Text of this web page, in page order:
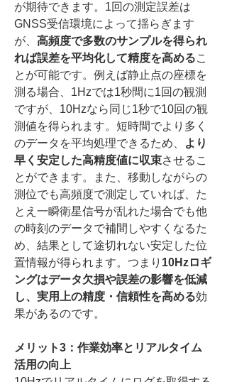
が期待できます。1回の測定誤差は
GNSS受信環境によって揺らぎます
が、 高頻度で多数のサンプルを得られ
れば誤差を平均化して精度を高めるこ
とが可能です。例えば静止点の座標を
測る場合、1Hzでは1秒間に1回の観測
ですが、10Hzなら同じ1秒で10回の観
測値を得られます。短時間でより多く
のデータを平均処理できるため、
より
早く安定した高精度値に収束させるこ
とができます。また、移動しながらの
測位でも高頻度で測定していれば、た
とえ一瞬衛星信号が乱れた場合でも他
の時刻のデータで補間しやすくなるた
め、結果として途切れない安定した位
置情報が得られます。つまり 10Hzロギ
ングはデータ欠損や誤差の影響を低減
し、実用上の精度・信頼性を高める効
果があるのです。
メリット3：作業効率とリアルタイム
活用の向上